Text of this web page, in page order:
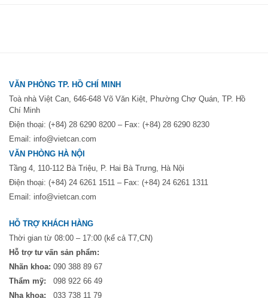
VĂN PHÒNG TP. HỒ CHÍ MINH
Toà nhà Việt Can, 646-648 Võ Văn Kiệt, Phường Chợ Quán, TP. Hồ
Chí Minh
Điện thoại: (+84) 28 6290 8200 – Fax: (+84) 28 6290 8230
Email: info@vietcan.com
VĂN PHÒNG HÀ NỘI
Tầng 4, 110-112 Bà Triệu, P. Hai Bà Trưng, Hà Nội
Điện thoại: (+84) 24 6261 1511 – Fax: (+84) 24 6261 1311
Email: info@vietcan.com
HỖ TRỢ KHÁCH HÀNG
Thời gian từ 08:00 – 17:00 (kể cả T7,CN)
Hỗ trợ tư vấn sản phẩm:
Nhãn khoa: 090 388 89 67
Thẩm mỹ: 098 922 66 49
Nha khoa: 033 738 11 79